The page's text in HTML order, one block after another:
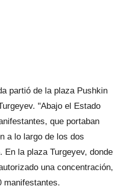
partió de la plaza Pushkin
"Abajo el Estado
que portaban
a lo largo de los dos
En la plaza Turgeyev, donde
una concentración,
manifestantes.